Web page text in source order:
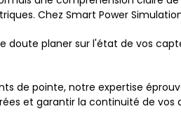
Chez Smart Power
doute planer sur l'état de vos
de pointe, notre expertise
et garantir la continuité de